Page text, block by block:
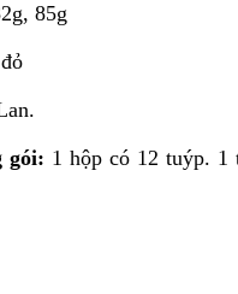
85g
gói: 1 hộp có 12 tuýp. 1